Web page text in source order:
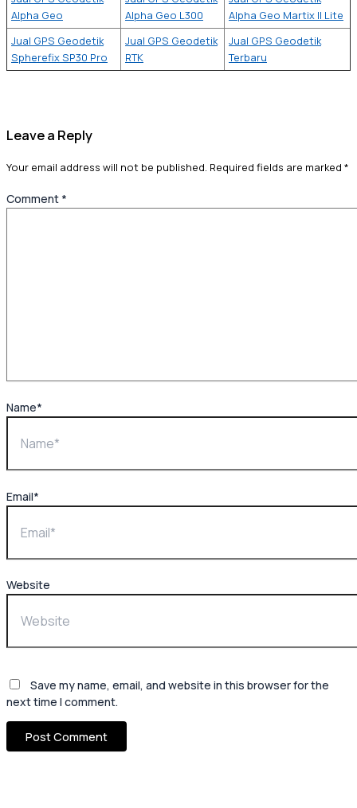
Alpha Geo
Alpha Geo L300
Alpha Geo Martix II Lite
Jual GPS Geodetik
Spherefix SP30 Pro
Jual GPS Geodetik
RTK
Jual GPS Geodetik
Terbaru
Leave a Reply
Your email address will not be published. Required fields are marked *
Comment *
Name*
Email*
Website
Save my name, email, and website in this browser for the
next time I comment.